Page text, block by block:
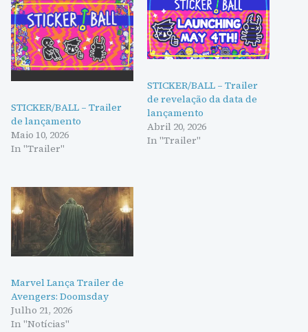
STICKER/BALL – Trailer
de lançamento
Maio 10, 2026
In "Trailer"
STICKER/BALL – Trailer
de revelação da data de
lançamento
Abril 20, 2026
In "Trailer"
Marvel Lança Trailer de
Avengers: Doomsday
Julho 21, 2026
In "Notícias"